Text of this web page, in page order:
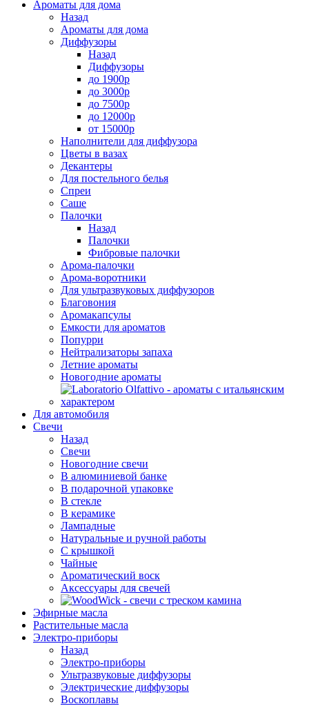
Ароматы для дома
Назад
Ароматы для дома
Диффузоры
Назад
Диффузоры
до 1900р
до 3000р
до 7500р
до 12000р
от 15000р
Наполнители для диффузора
Цветы в вазах
Декантеры
Для постельного белья
Спреи
Саше
Палочки
Назад
Палочки
Фибровые палочки
Арома-палочки
Арома-воротники
Для ультразвуковых диффузоров
Благовония
Аромакапсулы
Емкости для ароматов
Попурри
Нейтрализаторы запаха
Летние ароматы
Новогодние ароматы
Для автомобиля
Свечи
Назад
Свечи
Новогодние свечи
В алюминиевой банке
В подарочной упаковке
В стекле
В керамике
Лампадные
Натуральные и ручной работы
С крышкой
Чайные
Ароматический воск
Аксессуары для свечей
Эфирные масла
Растительные масла
Электро-приборы
Назад
Электро-приборы
Ультразвуковые диффузоры
Электрические диффузоры
Воскоплавы